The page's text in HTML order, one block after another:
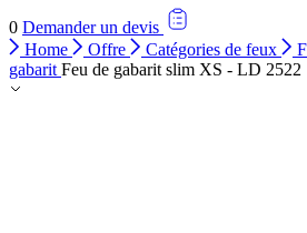
0 Demander un devis
Home
Offre Catégories de feux
gabarit Feu de gabarit slim XS - LD 2522